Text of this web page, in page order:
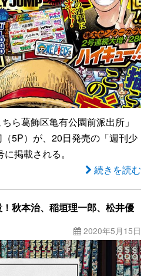
ら葛飾区亀有公園前派出所」
5P）が、20日発売の「週刊少
掲載される。
続きを読む
秋本治、稲垣理一郎、松井優
2020年5月15日